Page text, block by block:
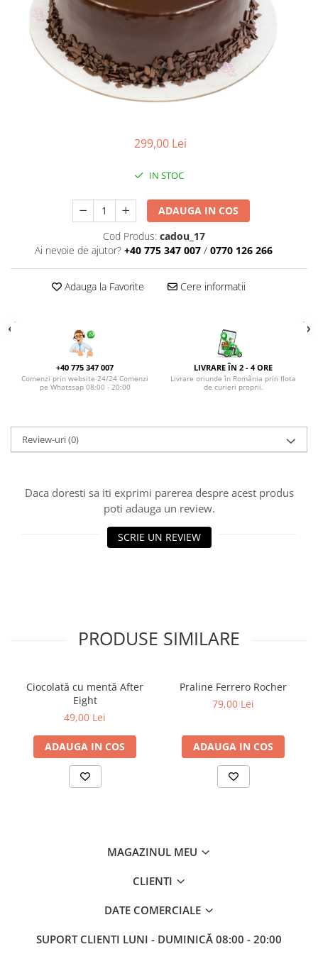
BUCHETE IRISI
BUCHETE LALELE
BUCHETE LISIANTHUS
BUCHETE MARI
BUCHETE PENTRU BĂRBAȚI
DE TRANDAFIRI ALBI
DE TRANDAFIRI GALBENI
DE TRANDAFIRI MOV
DE TRANDAFIRI MULTICOLORI
DE TRANDAFIRI ROZ
DE TRANDAFIRI ROȘII
COȘURI SF. VALENTIN
COȘURI TRANDAFIRI
299,00 Lei
IN STOC
ADAUGA IN COS
Cod Produs: cadou_17
Ai nevoie de ajutor? +40 775 347 007 / 0770 126 266
Adauga la Favorite Cere informatii
+40 775 347 007
Comenzi prin website 24/24 Comenzi
pe Whatssap 08:00 - 20:00
LIVRARE ÎN 2 - 4 ORE
Livrare oriunde în România prin flota
de curieri proprii.
Review-uri(0)
Daca doresti sa iti exprimi parerea despre acest produs
poti adauga un review.
SCRIE UN REVIEW
PRODUSE SIMILARE
Ciocolată cu mentă After
Eight
49,00 Lei
ADAUGA IN COS
Praline Ferrero Rocher
79,00 Lei
ADAUGA IN COS
MAGAZINUL MEU
CLIENTI
DATE COMERCIALE
SUPORT CLIENTI LUNI - DUMINICĂ 08:00 - 20:00